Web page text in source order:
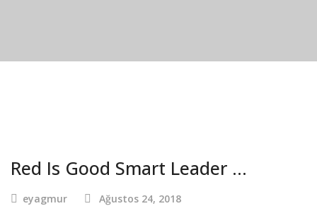
Red Is Good Smart Leader …
eyagmur
Ağustos 24, 2018